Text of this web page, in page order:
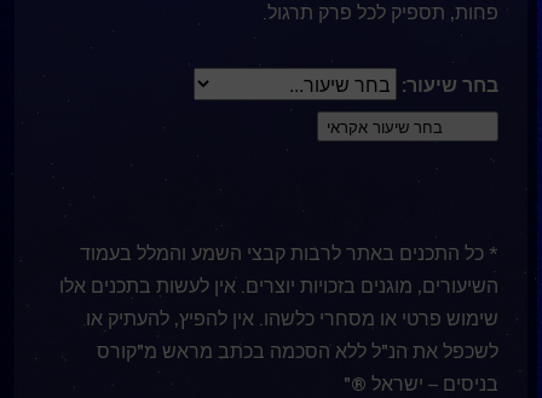
פחות, תספיק לכל פרק תרגול.
בחר שיעור:
* כל התכנים באתר לרבות קבצי השמע והמלל בעמוד
השיעורים, מוגנים בזכויות יוצרים. אין לעשות בתכנים אלו
שימוש פרטי או מסחרי כלשהו. אין להפיץ, להעתיק או
לשכפל את הנ"ל ללא הסכמה בכתב מראש מ"קורס
בניסים – ישראל ®"